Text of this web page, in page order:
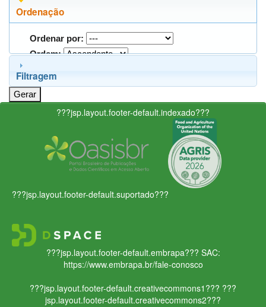
Ordenação
Ordenar por:
Ordem:
Filtragem
???jsp.layout.footer-default.indexado???
???jsp.layout.footer-default.suportado???
???jsp.layout.footer-default.embrapa??? SAC:
https://www.embrapa.br/fale-conosco
???jsp.layout.footer-default.creativecommons1??? ???
jsp.layout.footer-default.creativecommons2???